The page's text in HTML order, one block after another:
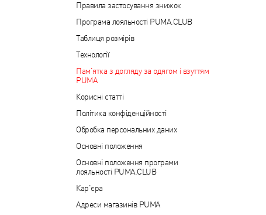
Правила застосування знижок
Програма лояльності PUMA.CLUB
Таблиця розмірів
Технології
Пам'ятка з догляду за одягом і взуттям
PUMA
Корисні статті
Політика конфіденційності
Обробка персональних даних
Основні положення
Основні положення програми
лояльності PUMA.CLUB
Кар'єра
Адреси магазинів PUMA